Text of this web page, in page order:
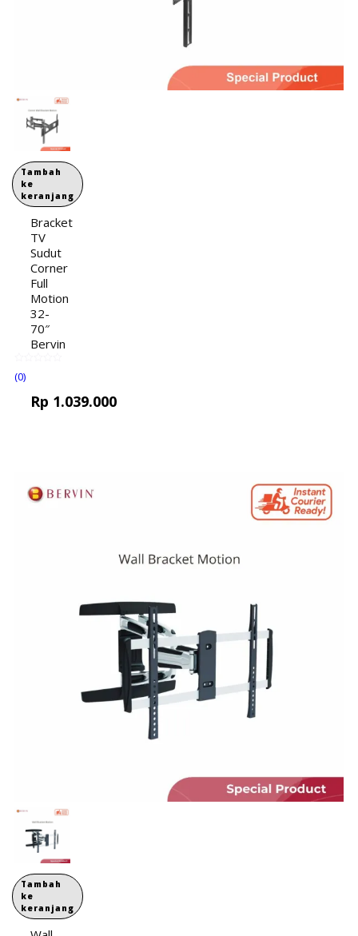
Tambah
ke
keranjang
Bracket
TV
Sudut
Corner
Full
Motion
32-
70″
Bervin
(0)
Rp 1.039.000
Tambah
ke
keranjang